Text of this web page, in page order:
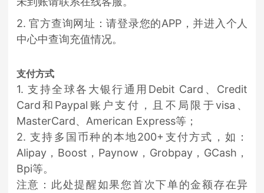
2. 官方查询网址：请登录您的APP，并进入个人
中心中查询充值情况。
支付方式
1. 支持全球各大银行通用Debit Card、Credit
Card和Paypal账户支付，且不局限于visa、
MasterCard、American Express等；
2. 支持多国币种的本地200+支付方式，如：
Alipay，Boost，Paynow，Grobpay，GCash，
Bpi等。
注意：此处提醒如果您首次下单的金额存在异